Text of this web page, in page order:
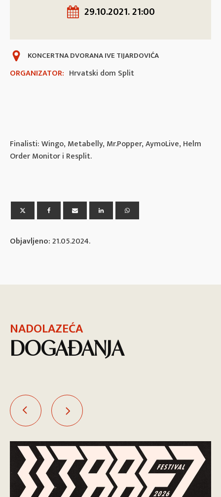
29.10.2021. 21:00
ORGANIZATOR: Hrvatski dom Split
KONCERTNA DVORANA IVE TIJARDOVIĆA
Finalisti: Wingo, Metabelly, Mr.Popper, AymoLive, Helm
Order Monitor i Resplit.
Objavljeno:21.05.2024.
NADOLAZEĆA
DOGAĐANJA